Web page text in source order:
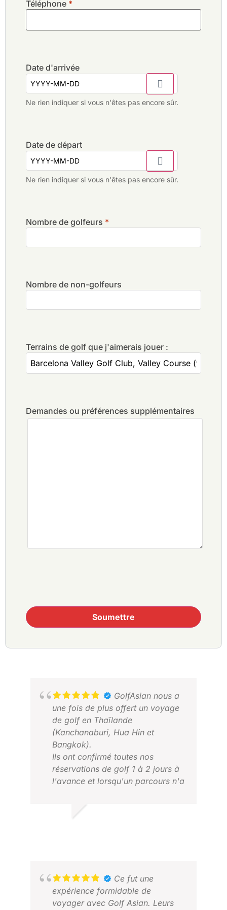
Téléphone *
Date d'arrivée
Ne rien indiquer si vous n'êtes pas encore sûr.
Date de départ
Ne rien indiquer si vous n'êtes pas encore sûr.
Nombre de golfeurs *
Nombre de non-golfeurs
Terrains de golf que j'aimerais jouer :
Demandes ou préférences supplémentaires
Soumettre
GolfAsian nous a
une fois de plus offert un voyage
de golf en Thaïlande
(Kanchanaburi, Hua Hin et
Bangkok).
Ils ont confirmé toutes nos
réservations de golf 1 à 2 jours à
l'avance et lorsqu'un parcours n'a
tournoi alors que nous avions une
un délai très court.
De même, lorsque l'un de nos
golfeurs a eu un malaise sur le
Ce fut une
expérience formidable de
voyager avec Golf Asian. Leurs